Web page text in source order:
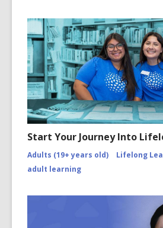
Start Your Journey Into
Adults (19+ years old)
Lifelong
adult learning